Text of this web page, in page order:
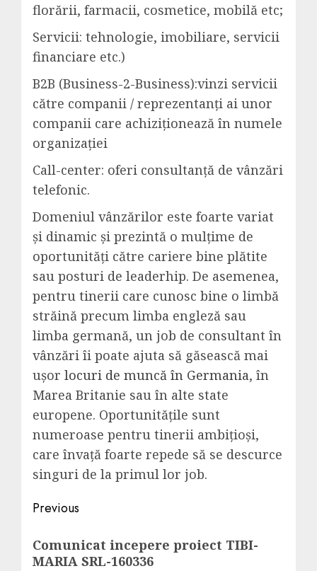
florării, farmacii, cosmetice, mobilă etc;
Servicii: tehnologie, imobiliare, servicii
financiare etc.)
B2B (Business-2-Business):vinzi servicii
către companii / reprezentanți ai unor
companii care achiziționează în numele
organizației
Call-center: oferi consultanță de vânzări
telefonic.
Domeniul vânzărilor este foarte variat
și dinamic și prezintă o mulțime de
oportunități către cariere bine plătite
sau posturi de leaderhip. De asemenea,
pentru tinerii care cunosc bine o limbă
străină precum limba engleză sau
limba germană, un job de consultant în
vânzări îi poate ajuta să găsească mai
ușor locuri de muncă în Germania, în
Marea Britanie sau în alte state
europene. Oportunitățile sunt
numeroase pentru tinerii ambițioși,
care învață foarte repede să se descurce
singuri de la primul lor job.
Post
navigation
Previous
post:
Comunicat incepere proiect TIBI-
MARIA SRL-160336